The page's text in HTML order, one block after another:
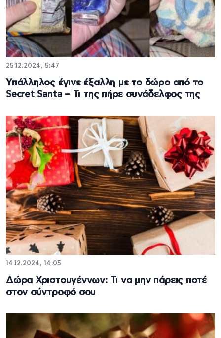
25.12.2024, 5:47
Υπάλληλος έγινε έξαλλη με το δώρο από το
Secret Santa – Τι της πήρε συνάδελφος της
14.12.2024, 14:05
Δώρα Χριστουγέννων: Τι να μην πάρεις ποτέ
στον σύντροφό σου